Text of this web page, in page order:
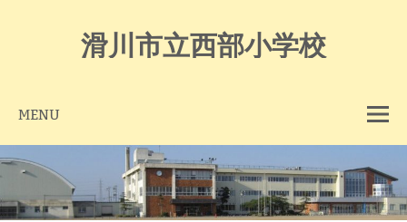
滑川市立西部小学校
MENU